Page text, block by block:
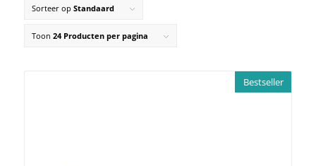
Sorteer op Standaard
Toon 24 Producten per pagina
Bestseller